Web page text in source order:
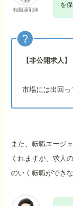
転職薬剤師
を
【非公開求人】
市場には出回っ
また、転職エージ
くれますが、求人
のいく転職ができ